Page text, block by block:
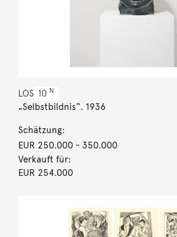
LOS 10 N
„Selbstbildnis“. 1936
Schätzung:
EUR 250.000- 350.000
Verkauft für:
EUR 254.000